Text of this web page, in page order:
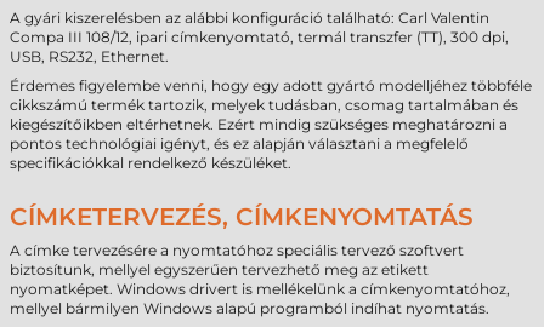
A gyári kiszerelésben az alábbi konfiguráció található: Carl Valentin
Compa III 108/12, ipari címkenyomtató, termál transzfer (TT), 300 dpi,
USB, RS232, Ethernet.
Érdemes figyelembe venni, hogy egy adott gyártó modelljéhez többféle
cikkszámú termék tartozik, melyek tudásban, csomag tartalmában és
kiegészítőikben eltérhetnek. Ezért mindig szükséges meghatározni a
pontos technológiai igényt, és ez alapján választani a megfelelő
specifikációkkal rendelkező készüléket.
CÍMKETERVEZÉS, CÍMKENYOMTATÁS
A címke tervezésére a nyomtatóhoz speciális tervező szoftvert
biztosítunk, mellyel egyszerűen tervezhető meg az etikett
nyomatképet. Windows drivert is mellékelünk a címkenyomtatóhoz,
mellyel bármilyen Windows alapú programból indíhat nyomtatás.